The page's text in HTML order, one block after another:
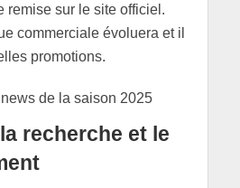
remise sur le site officiel.
commerciale évoluera et il
promotions.
recherche et le